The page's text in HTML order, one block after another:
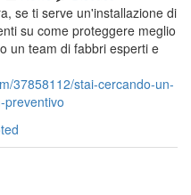
se ti serve un'installazione di
su come proteggere meglio
un team di fabbri esperti e
37858112/stai-cercando-un-
preventivo